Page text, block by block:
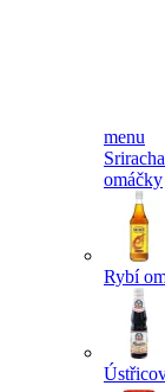
menu
omáčky
Rybí